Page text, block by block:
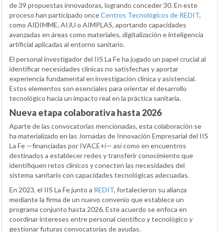
de 39 propuestas innovadoras, logrando conceder 30. En este
proceso han participado onceCentros Tecnológicos de REDIT,
como AIDIMME, AIJU o AIMPLAS, aportando capacidades
avanzadas en áreas como materiales, digitalización e inteligencia
artificial aplicadas al entorno sanitario.
El personal investigador del IIS La Fe ha jugado un papel crucial al
identificar necesidades clínicas no satisfechas y aportar
experiencia fundamental en investigación clínica y asistencial.
Estos elementos son esenciales para orientar el desarrollo
tecnológico hacia un impacto real en la práctica sanitaria.
Nueva etapa colaborativa hasta 2026
Aparte de las convocatorias mencionadas, esta colaboración se
ha materializado en las Jornadas de Innovación Empresarial del IIS
La Fe —financiadas por IVACE+i— así como en encuentros
destinados a establecer redes y transferir conocimiento que
identifiquen retos clínicos y conecten las necesidades del
sistema sanitario con capacidades tecnológicas adecuadas.
En 2023, el IIS La Fe junto a REDIT, fortalecieron su alianza
mediante la firma de un nuevo convenio que establece un
programa conjunto hasta 2026. Este acuerdo se enfoca en
coordinar intereses entre personal científico y tecnológico y
gestionar futuras convocatorias de ayudas.